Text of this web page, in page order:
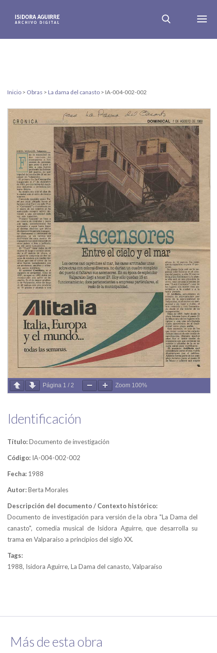
Inicio > Obras > La dama del canasto > IA-004-002-002
Página 1 / 2 Zoom 100%
Identificación
Título:Documento de investigación
Código: IA-004-002-002
Fecha: 1988
Autor:Berta Morales
Descripción del documento / Contexto histórico:
Documento de investigación para versión de la obra "La Dama del
canasto", comedia musical de Isidora Aguirre, que desarrolla su
trama en Valparaíso a principios del siglo XX.
Tags:
1988, Isidora Aguirre, La Dama del canasto, Valparaíso
Más de esta obra